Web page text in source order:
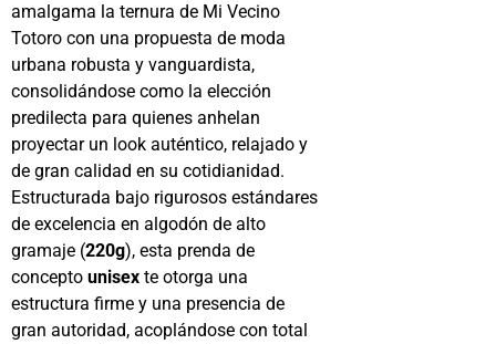
amalgama la ternura de Mi Vecino
Totoro con una propuesta de moda
urbana robusta y vanguardista,
consolidándose como la elección
predilecta para quienes anhelan
proyectar un look auténtico, relajado y
de gran calidad en su cotidianidad.
Estructurada bajo rigurosos estándares
de excelencia en algodón de alto
gramaje (220g), esta prenda de
concepto unisex te otorga una
estructura firme y una presencia de
gran autoridad, acoplándose con total